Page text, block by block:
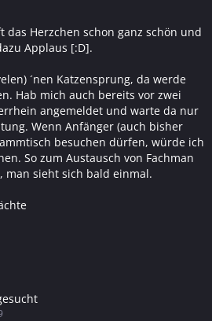
das Herzchen schon ganz schön und
Applaus [:D].
´nen Katzensprung, da werde
Hab mich auch bereits vor zwei
angemeldet und warte da nur
Wenn Anfänger (auch bisher
besuchen dürfen, würde ich
So zum Austausch von Fachman
man sieht sich bald einmal.